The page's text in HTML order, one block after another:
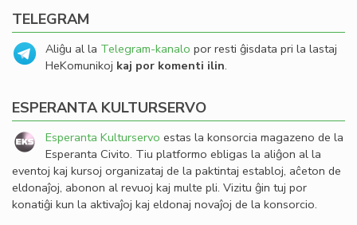
TELEGRAM
Aliĝu al la Telegram-kanalo por resti ĝisdata pri la lastaj
HeKomunikoj kaj por komenti ilin.
ESPERANTA KULTURSERVO
Esperanta Kulturservo estas la konsorcia magazeno de la
Esperanta Civito. Tiu platformo ebligas la aliĝon al la
eventoj kaj kursoj organizataj de la paktintaj establoj, aĉeton de
eldonaĵoj, abonon al revuoj kaj multe pli. Vizitu ĝin tuj por
konatiĝi kun la aktivaĵoj kaj eldonaj novaĵoj de la konsorcio.